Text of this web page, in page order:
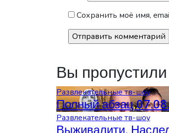
Сохранить моё имя,
Вы пропустили
Развлекательные тв-шоу
Полный абзац
Развлекательные тв-шоу